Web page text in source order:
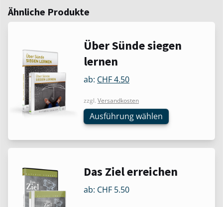
Ähnliche Produkte
Über Sünde siegen
lernen
ab: CHF4.50
zzgl. Versandkosten
Ausführung wählen
Dieses
Produkt
weist
mehrere
auf.
Die
Optionen
können
auf
Produktseite
gewählt
Das Ziel erreichen
ab: CHF 5.50
Dieses
weist